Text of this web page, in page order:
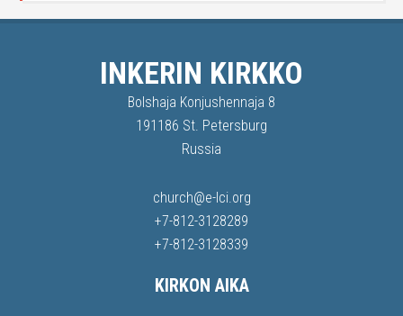
INKERIN KIRKKO
Bolshaja Konjushennaja 8
191186 St. Petersburg
Russia
church@e-lci.org
+7-812-3128289
+7-812-3128339
KIRKON AIKA